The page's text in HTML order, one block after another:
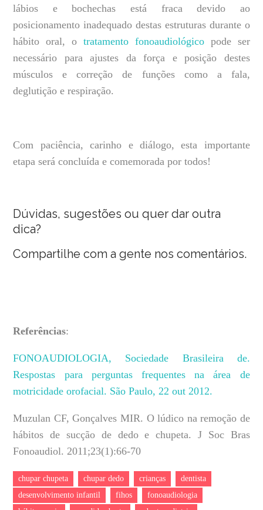
lábios e bochechas está fraca devido ao
posicionamento inadequado destas estruturas durante o
hábito oral, o tratamento fonoaudiológicopode ser
necessário para ajustes da força e posição destes
músculos e correção de funções como a fala,
deglutição e respiração.
Com paciência, carinho e diálogo, esta importante
etapa será concluída e comemorada por todos!
Dúvidas, sugestões ou quer dar outra
dica?
Compartilhe com a gente nos comentários.
Referências:
FONOAUDIOLOGIA, Sociedade Brasileira de.
Respostas para perguntas frequentes na área de
motricidade orofacial. São Paulo, 22 out 2012.
Muzulan CF, Gonçalves MIR. O lúdico na remoção de
hábitos de sucção de dedo e chupeta. J Soc Bras
Fonoaudiol. 2011;23(1):66-70
chupar chupeta chupar dedo crianças
dentista
desenvolvimento infantil
fihos
fonoaudiologia